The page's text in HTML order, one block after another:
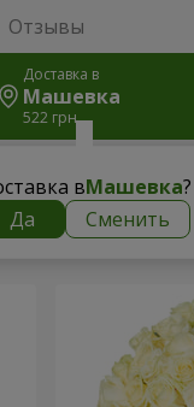
Отзывы
Доставка в
Машевка
522 грн
вМашевка?
Да
Сменить